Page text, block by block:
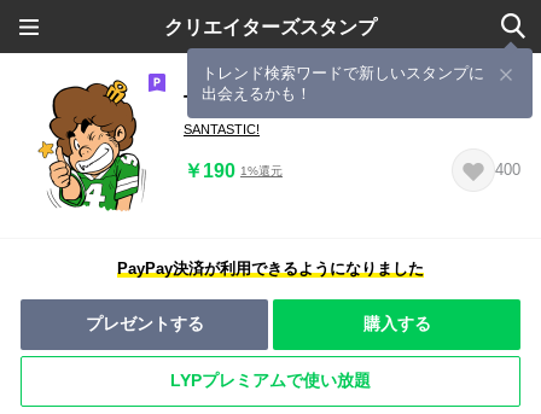
クリエイターズスタンプ
トレンド検索ワードで新しいスタンプに
出会えるかも！
TOKYO TRIBE
SANTASTIC!
￥190 1%還元 400
PayPay決済が利用できるようになりました
プレゼントする 購入する
LYPプレミアムで使い放題